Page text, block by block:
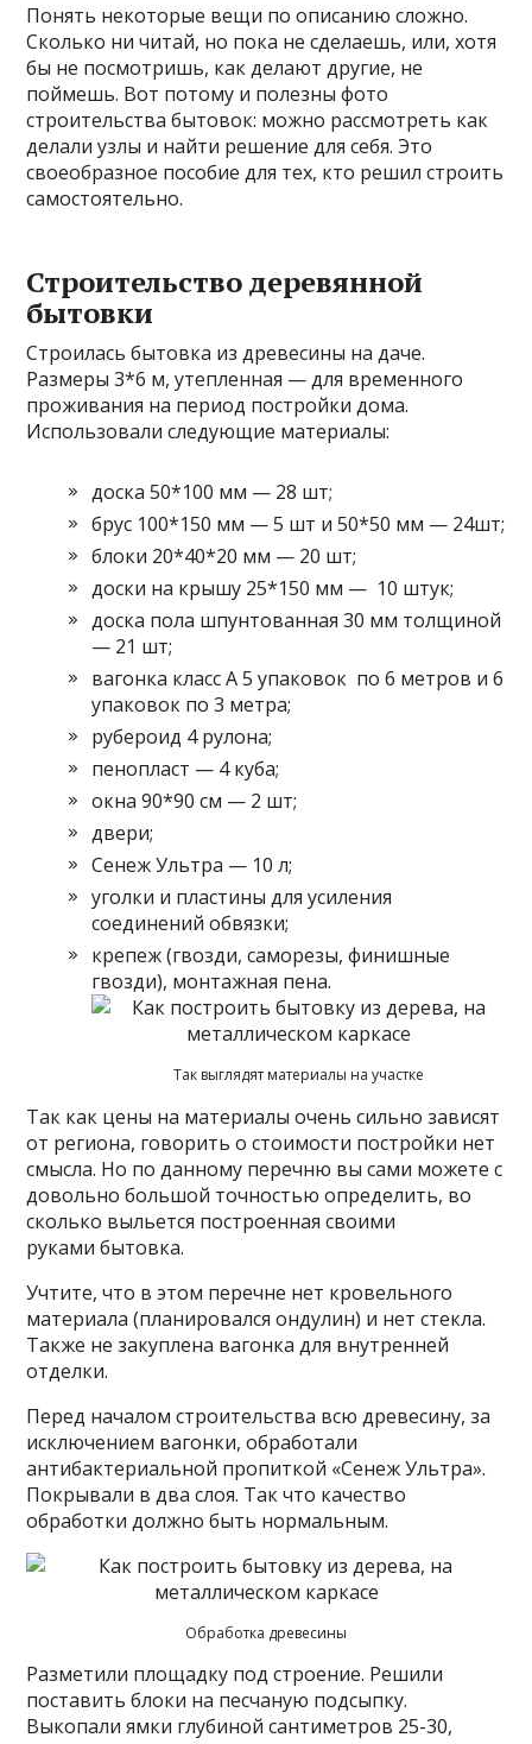
Понять некоторые вещи по описанию сложно.
Сколько ни читай, но пока не сделаешь, или, хотя
бы не посмотришь, как делают другие, не
поймешь. Вот потому и полезны фото
строительства бытовок: можно рассмотреть как
делали узлы и найти решение для себя. Это
своеобразное пособие для тех, кто решил строить
самостоятельно.
Строительство деревянной
бытовки
Строилась бытовка из древесины на даче.
Размеры 3*6 м, утепленная — для временного
проживания на период постройки дома.
Использовали следующие материалы:
доска 50*100 мм — 28 шт;
брус 100*150 мм — 5 шт и 50*50 мм — 24шт;
блоки 20*40*20 мм — 20 шт;
доски на крышу 25*150 мм — 10 штук;
доска пола шпунтованная 30 мм толщиной
— 21 шт;
вагонка класс А 5 упаковок по 6 метров и 6
упаковок по 3 метра;
рубероид 4 рулона;
пенопласт — 4 куба;
окна 90*90 см — 2 шт;
двери;
Сенеж Ультра — 10 л;
уголки и пластины для усиления
соединений обвязки;
крепеж (гвозди, саморезы, финишные
гвозди), монтажная пена.
Так выглядят материалы на участке
Так как цены на материалы очень сильно зависят
от региона, говорить о стоимости постройки нет
смысла. Но по данному перечню вы сами можете с
довольно большой точностью определить, во
сколько выльется построенная своими
руками бытовка.
Учтите, что в этом перечне нет кровельного
материала (планировался ондулин) и нет стекла.
Также не закуплена вагонка для внутренней
отделки.
Перед началом строительства всю древесину, за
исключением вагонки, обработали
антибактериальной пропиткой «Сенеж Ультра».
Покрывали в два слоя. Так что качество
обработки должно быть нормальным.
Обработка древесины
Разметили площадку под строение. Решили
поставить блоки на песчаную подсыпку.
Выкопали ямки глубиной сантиметров 25-30,